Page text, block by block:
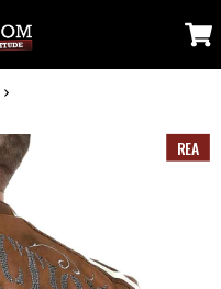
REA